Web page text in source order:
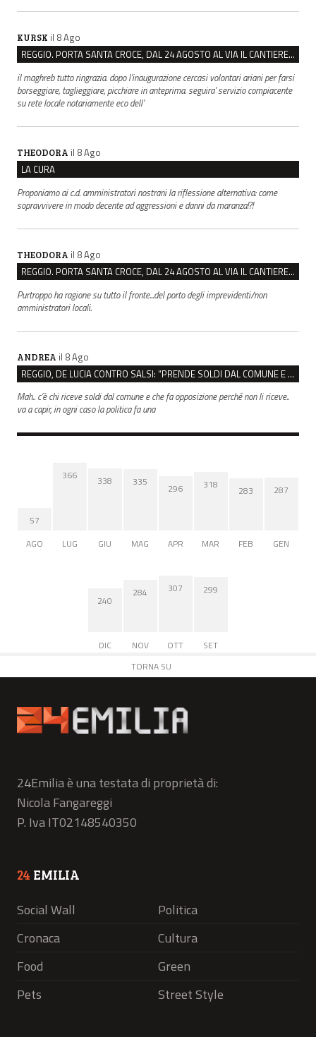
KURSK il 8 Ago
REGGIO. PORTA SANTA CROCE, DAL 24 AGOSTO AL VIA IL CANTIERE PER IL NUOVO COLLETTORE FOGNARIO
il maghreb tutto ringrazia. dopo l’inaugurazione cercasi volontari ariani per farsi
borseggiare, taglieggiare, picchiare in anteprima. seguira’ servizio compiacente
su rete locale notariamente eco dell’
THEODORA il 8 Ago
LA CURA
Proponiamo ai c.d. amministratori nostrani la riflessione alternativa: come
sopravvivere in modo decente ad aggressioni e danni da maranza!?!
THEODORA il 8 Ago
REGGIO. PORTA SANTA CROCE, DAL 24 AGOSTO AL VIA IL CANTIERE PER IL NUOVO COLLETTORE FOGNARIO
Purtroppo ha ragione su tutto il fronte...del porto degli imprevidenti/non
amministratori locali.
ANDREA il 8 Ago
REGGIO, DE LUCIA CONTRO SALSI: “PRENDE SOLDI DAL COMUNE E DIFFONDE FAKE NEWS”
Mah.. c’è chi riceve soldi dal comune e che fa opposizione perché non li riceve..
va a capir, in ogni caso la politica fa una
57
AGO
366
LUG
338
GIU
335
MAG
296
APR
318
MAR
283
FEB
287
GEN
240
DIC
284
NOV
307
OTT
299
SET
TORNA SU
24Emilia è una testata di proprietà di:
Nicola Fangareggi
P. Iva IT02148540350
24 EMILIA
Social Wall
Politica
Cronaca
Cultura
Food
Green
Pets
Street Style